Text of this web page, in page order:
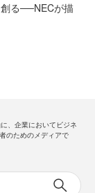
る──NECが描
、企業においてビジネ
のためのメディアで